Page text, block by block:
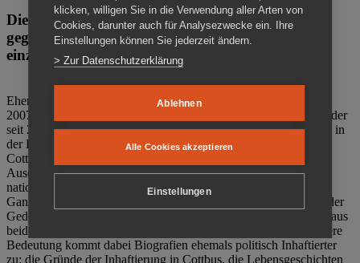
Die Gedenkstätte Zuchthaus Cottbus ist ein Ort
gegen das Vergessen. Anschaulich, nah und
einzigartig.
Ehemalige politische Häftlinge der DDR gründeten im Oktober
2007 den Verein Menschenrechtszentrum Cottbus e. V. (MRZ), der
seit 2011 Eigentümer des ehemaligen Gefängnisses (1860-2002) in
der Bautzener Straße und Träger der Gedenkstätte Zuchthaus
Cottbus ist. Im Zentrum der Arbeit der Gedenkstätte steht die
Auseinandersetzung mit politischem Unrecht während der
nationalsozialistischen Terrorherrschaft und der SED-Diktatur.
Ganzjährig zeigen mehrere Dauer- und Sonderausstellungen in der
Gedenkstätte Zuchthaus Cottbus Beispiele politischen Unrechts aus
beiden deutschen Diktaturen des 20. Jahrhunderts. Eine besondere
Bedeutung kommt dabei Biografien ehemals politisch Inhaftierter
zu: die Gründe der Inhaftierung in Cottbus, die Lebensgeschichten
klicken, willigen Sie in die Verwendung aller Arten von
Cookies, darunter auch für Analysezwecke ein. Ihre
Einstellungen können Sie jederzeit ändern.
> Zur Datenschutzerklärung
Ablehnen
Alle Cookies akzeptieren
Einstellungen